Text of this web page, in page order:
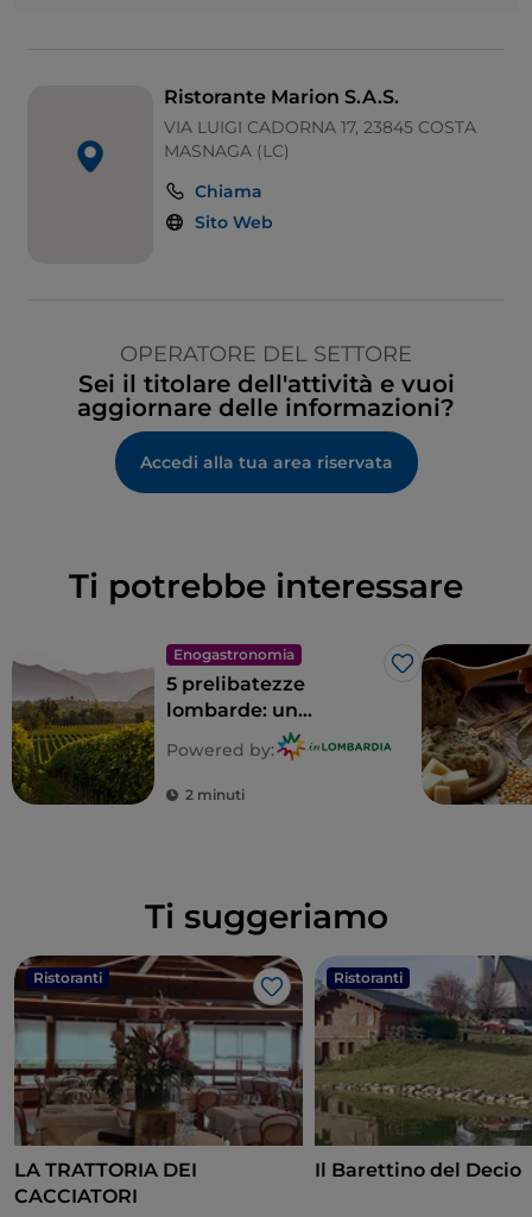
Ristorante Marion S.A.S.
VIA LUIGI CADORNA 17, 23845 COSTA
MASNAGA (LC)
Chiama
Sito Web
OPERATORE DEL SETTORE
Sei il titolare dell'attività e vuoi
aggiornare delle informazioni?
Accedi alla tua area riservata
Ti potrebbe interessare
Enogastronomia
Like
5 prelibatezze
lombarde: un
territorio tutto da
gustare
Powered by:
2 minuti
Ti suggeriamo
Ristoranti
Like
LA TRATTORIA DEI
CACCIATORI
Ristoranti
Il Barettino del Decio